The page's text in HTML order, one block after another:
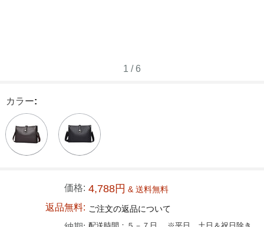
1 /6
カラー:
価格: 4,788円 & 送料無料
返品無料: ご注文の返品について